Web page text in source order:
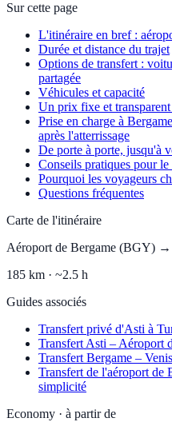
Sur cette page
L'itinéraire en bref :
Durée et distance du trajet
Options de transfert :
partagée
Véhicules et capacité
Un prix fixe et
Prise en charge à
après l'atterrissage
De porte à porte, jusqu'à
Conseils pratiques pour
Pourquoi les voyageurs
Questions fréquentes
Carte de l'itinéraire
Aéroport de Bergame (BGY) →
185 km · ~2.5 h
Guides associés
Transfert privé d'Asti à
Transfert Asti – Aéroport
Transfert Bergame –
Transfert de l'aéroport de
simplicité
Economy · à partir de